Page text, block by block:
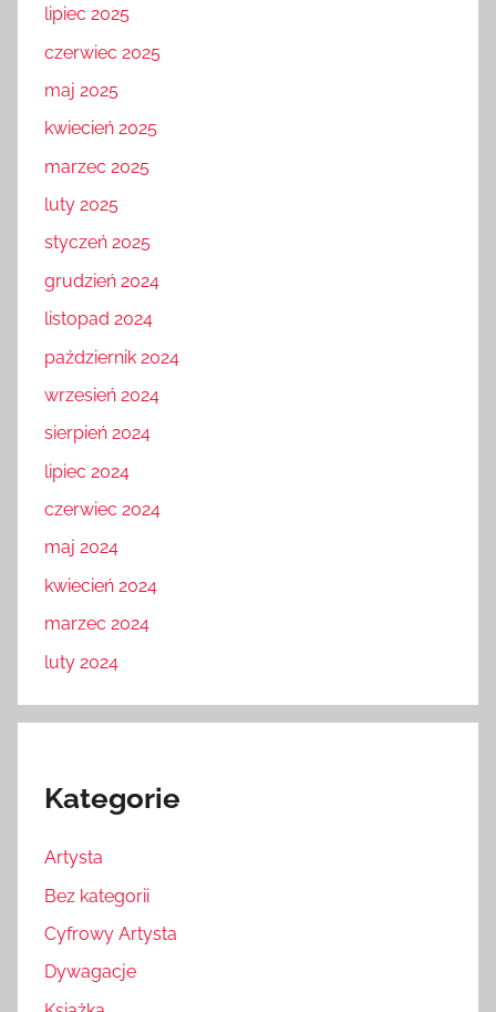
lipiec 2025
czerwiec 2025
maj 2025
kwiecień 2025
marzec 2025
luty 2025
styczeń 2025
grudzień 2024
listopad 2024
październik 2024
wrzesień 2024
sierpień 2024
lipiec 2024
czerwiec 2024
maj 2024
kwiecień 2024
marzec 2024
luty 2024
Kategorie
Artysta
Bez kategorii
Cyfrowy Artysta
Dywagacje